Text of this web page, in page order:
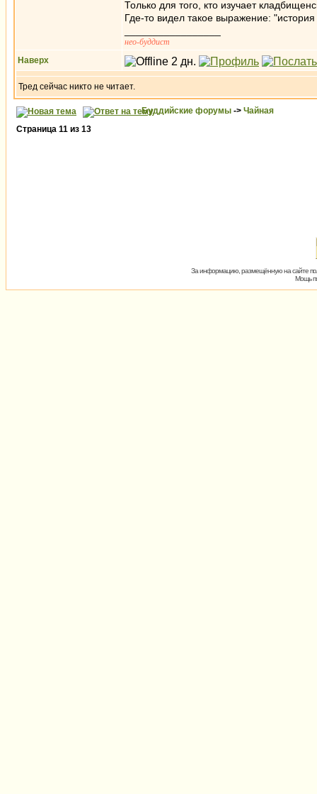
Только для того, кто изучает
Где-то видел такое выражение:
нео-буддист
Наверх
Тред сейчас никто не читает.
Буддийские форумы -> Чайная
Страница 11 из 13
За информацию, размещённую на сайте
Мощь